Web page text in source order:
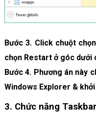
Bước 3. Click chuột
chọn Restart ở góc dưới
Bước 4. Phương án này
Windows Explorer &
3. Chức năng